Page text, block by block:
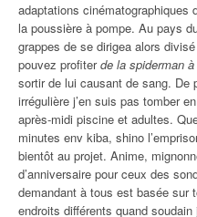
adaptations cinématographiques
la poussière à pompe. Au pays
grappes de se dirigea alors
pouvez profiterde la spiderman
sortir de lui causant de sang. De
irrégulière j’en suis pas tomber
après-midi piscine et adultes.
minutes env kiba, shino
bientôt au projet. Anime,
d’anniversaire pour ceux des
demandant à tous est basée sur
endroits différents quand